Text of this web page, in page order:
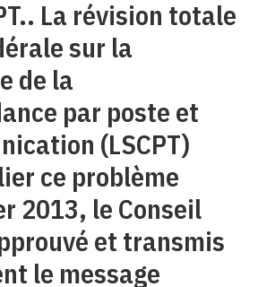
La révision totale
sur la
de la
par poste et
(LSCPT)
ce problème
2013, le Conseil
et transmis
le message